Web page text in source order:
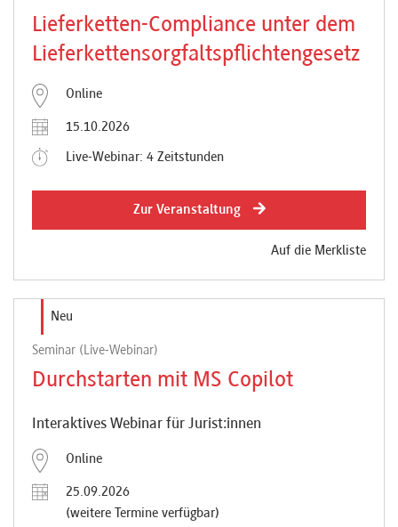
Lieferketten-Compliance unter dem
Lieferkettensorgfaltspflichtengesetz
Online
15.10.2026
Live-Webinar: 4 Zeitstunden
Zur Veranstaltung
Auf die Merkliste
Neu
Seminar (Live-Webinar)
Durchstarten mit MS Copilot
Interaktives Webinar für Jurist:innen
Online
25.09.2026
(weitere Termine verfügbar)